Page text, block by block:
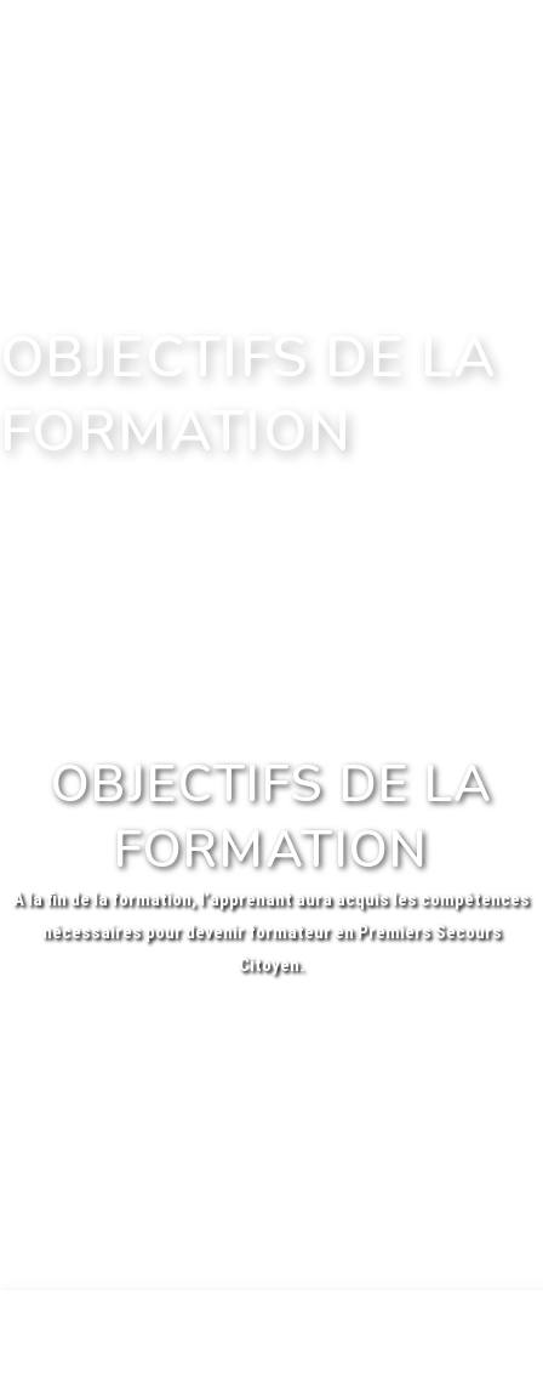
OBJECTIFS DE LA
FORMATION
OBJECTIFS DE LA
FORMATION
A la fin de la formation, l’apprenant aura acquis les compétences
nécessaires pour devenir formateur en Premiers Secours
Citoyen.